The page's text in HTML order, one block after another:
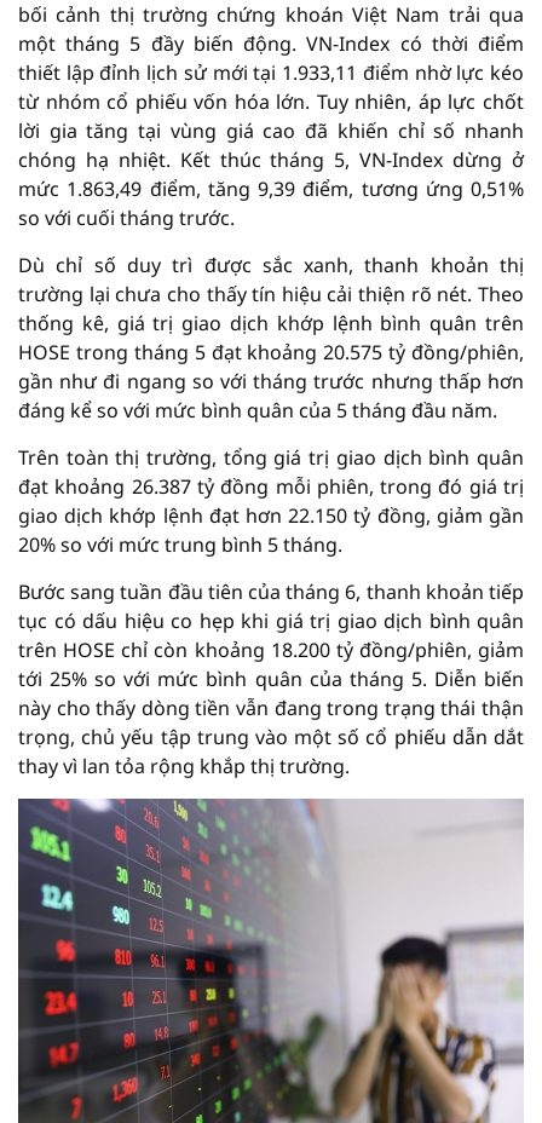
bối cảnh thị trường chứng khoán Việt Nam trải qua
một tháng 5 đầy biến động. VN-Index có thời điểm
thiết lập đỉnh lịch sử mới tại 1.933,11 điểm nhờ lực kéo
từ nhóm cổ phiếu vốn hóa lớn. Tuy nhiên, áp lực chốt
lời gia tăng tại vùng giá cao đã khiến chỉ số nhanh
chóng hạ nhiệt. Kết thúc tháng 5, VN-Index dừng ở
mức 1.863,49 điểm, tăng 9,39 điểm, tương ứng 0,51%
so với cuối tháng trước.
Dù chỉ số duy trì được sắc xanh, thanh khoản thị
trường lại chưa cho thấy tín hiệu cải thiện rõ nét. Theo
thống kê, giá trị giao dịch khớp lệnh bình quân trên
HOSE trong tháng 5 đạt khoảng 20.575 tỷ đồng/phiên,
gần như đi ngang so với tháng trước nhưng thấp hơn
đáng kể so với mức bình quân của 5 tháng đầu năm.
Trên toàn thị trường, tổng giá trị giao dịch bình quân
đạt khoảng 26.387 tỷ đồng mỗi phiên, trong đó giá trị
giao dịch khớp lệnh đạt hơn 22.150 tỷ đồng, giảm gần
20% so với mức trung bình 5 tháng.
Bước sang tuần đầu tiên của tháng 6, thanh khoản tiếp
tục có dấu hiệu co hẹp khi giá trị giao dịch bình quân
trên HOSE chỉ còn khoảng 18.200 tỷ đồng/phiên, giảm
tới 25% so với mức bình quân của tháng 5. Diễn biến
này cho thấy dòng tiền vẫn đang trong trạng thái thận
trọng, chủ yếu tập trung vào một số cổ phiếu dẫn dắt
thay vì lan tỏa rộng khắp thị trường.